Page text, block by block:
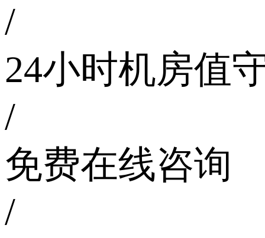
/
24小时机房值
/
免费在线咨询
/